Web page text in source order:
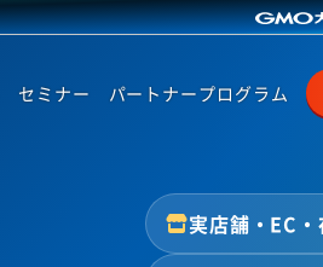
セミナー パートナープログラム
実店舗・EC